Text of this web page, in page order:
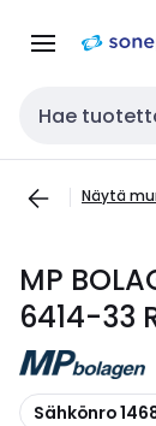
navigointiin
Haku
Näytä
MP
6414-33
Kopioi
Sähkönro